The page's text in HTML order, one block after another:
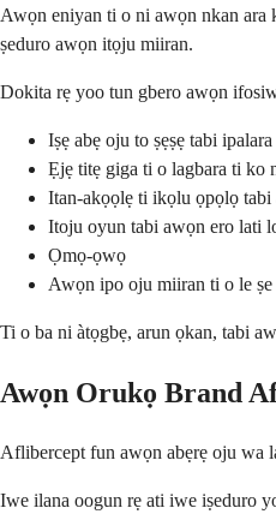
Awọn eniyan ti o ni awọn nkan ara
ṣeduro awọn itọju miiran.
Dokita rẹ yoo tun gbero awọn
Iṣẹ abẹ oju to ṣẹṣẹ tabi
Ẹjẹ titẹ giga ti o lagbara ti ko
Itan-akọọlẹ ti ikọlu ọpọlọ tabi
Itoju oyun tabi awọn ero lati
Ọmọ-ọwọ
Awọn ipo oju miiran ti o le
Ti o ba ni àtọgbẹ, arun ọkan, tabi
Awọn Orukọ Brand
Aflibercept fun awọn abẹrẹ oju wa
Iwe ilana oogun rẹ ati iwe iṣeduro